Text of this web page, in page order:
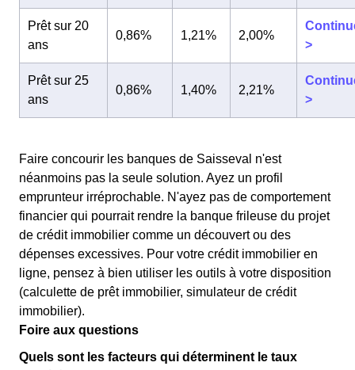
Prêt sur 20
ans
0,86% 1,21% 2,00%
>
Prêt sur 25
ans
0,86% 1,40% 2,21%
>
Faire concourir les banques de Saisseval n'est
néanmoins pas la seule solution. Ayez un profil
emprunteur irréprochable. N'ayez pas de comportement
financier qui pourrait rendre la banque frileuse du projet
de crédit immobilier comme un découvert ou des
dépenses excessives. Pour votre crédit immobilier en
ligne, pensez à bien utiliser les outils à votre disposition
(calculette de prêt immobilier, simulateur de crédit
immobilier).
Foire aux questions
Quels sont les facteurs qui déterminent le taux